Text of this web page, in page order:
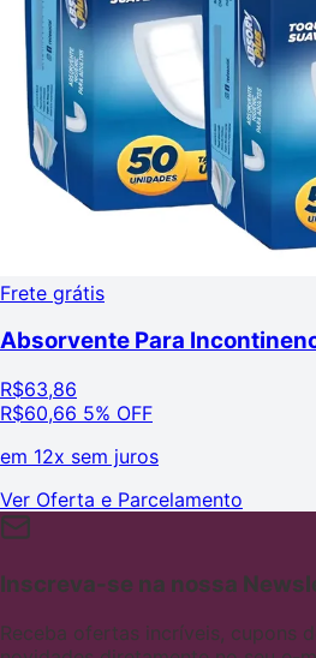
Frete grátis
Absorvente Para
R$63,86
R$60,66 5% OFF
em 12x sem juros
Ver Oferta e Parcelamento
Inscreva-se na nossa
Receba ofertas incríveis, cupons